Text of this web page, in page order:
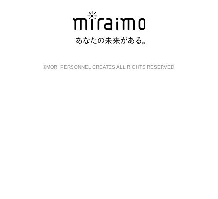
©MORI PERSONNEL CREATES ALL RIGHTS RESERVED.